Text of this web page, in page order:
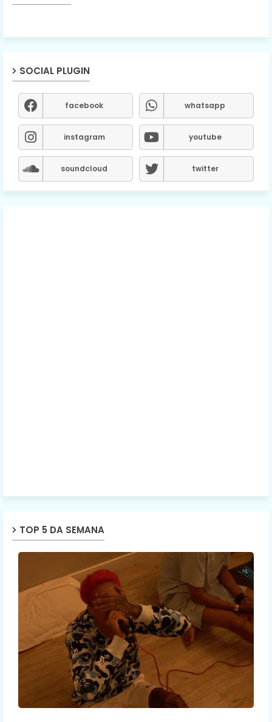
SOCIAL PLUGIN
facebook whatsapp
instagram youtube
soundcloud twitter
TOP 5 DA SEMANA